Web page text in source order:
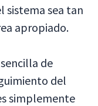
sistema sea tan
apropiado.
de
del
simplemente